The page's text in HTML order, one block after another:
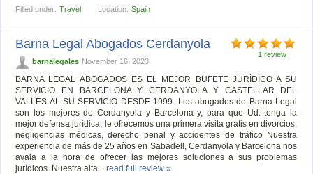
Filled under: Travel Location: Spain
1 review
Barna Legal Abogados Cerdanyola
barnalegales November 16, 2023
BARNA LEGAL ABOGADOS ES EL MEJOR BUFETE JURÍDICO A SU
SERVICIO EN BARCELONA Y CERDANYOLA Y CASTELLAR DEL
VALLÈS AL SU SERVICIO DESDE 1999. Los abogados de Barna Legal
son los mejores de Cerdanyola y Barcelona y, para que Ud. tenga la
mejor defensa jurídica, le ofrecemos una primera visita gratis en divorcios,
negligencias médicas, derecho penal y accidentes de tráfico Nuestra
experiencia de más de 25 años en Sabadell, Cerdanyola y Barcelona nos
avala a la hora de ofrecer las mejores soluciones a sus problemas
jurídicos. Nuestra alta...read full review »